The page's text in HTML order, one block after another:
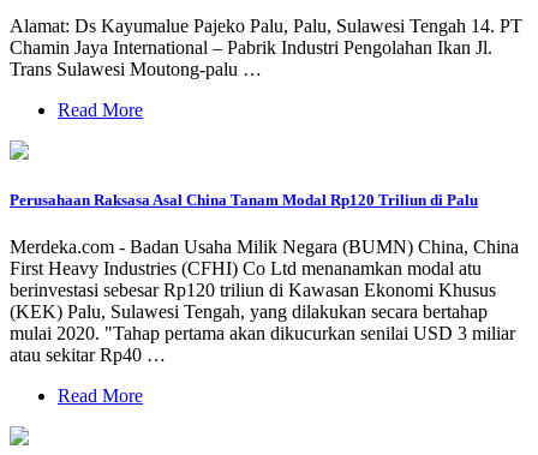
Alamat: Ds Kayumalue Pajeko Palu, Palu, Sulawesi Tengah 14. PT
Chamin Jaya International – Pabrik Industri Pengolahan Ikan Jl.
Trans Sulawesi Moutong-palu …
Read More
Perusahaan Raksasa Asal China Tanam Modal Rp120 Triliun di Palu
Merdeka.com - Badan Usaha Milik Negara (BUMN) China, China
First Heavy Industries (CFHI) Co Ltd menanamkan modal atu
berinvestasi sebesar Rp120 triliun di Kawasan Ekonomi Khusus
(KEK) Palu, Sulawesi Tengah, yang dilakukan secara bertahap
mulai 2020. "Tahap pertama akan dikucurkan senilai USD 3 miliar
atau sekitar Rp40 …
Read More